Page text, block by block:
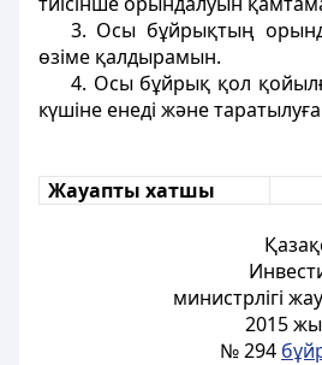
3. Осы бұйрықтың
өзіме қалдырамын.
4. Осы бұйрық қол
күшіне енеді және
Жауапты хатшы
министрлігі
2015
№ 294